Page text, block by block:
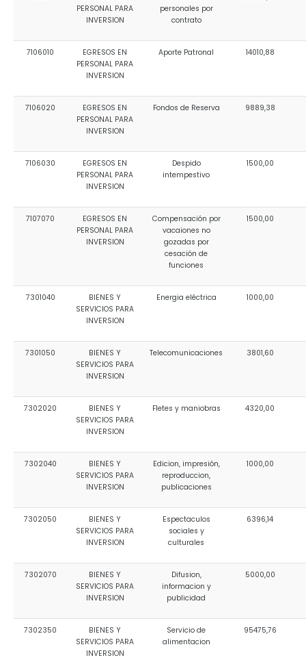
PERSONAL PARA
INVERSION
personales por
contrato
7106010
EGRESOS EN
PERSONAL PARA
INVERSION
Aporte Patronal 14010,88
7106020
EGRESOS EN
PERSONAL PARA
INVERSION
Fondos de Reserva 9889,38
7106030
EGRESOS EN
PERSONAL PARA
INVERSION
Despido
intempestivo
1500,00
7107070
EGRESOS EN
PERSONAL PARA
INVERSION
Compensación por
vacaiones no
gozadas por
cesación de
funciones
1500,00
7301040
BIENES Y
SERVICIOS PARA
INVERSION
Energia eléctrica 1000,00
7301050
BIENES Y
SERVICIOS PARA
INVERSION
Telecomunicaciones 3801,60
7302020
BIENES Y
SERVICIOS PARA
INVERSION
Fletes y maniobras 4320,00
7302040
BIENES Y
SERVICIOS PARA
INVERSION
Edicion, impresión,
reproduccion,
publicaciones
1000,00
7302050
BIENES Y
SERVICIOS PARA
INVERSION
Espectaculos
sociales y
culturales
6396,14
7302070
BIENES Y
SERVICIOS PARA
INVERSION
Difusion,
informacion y
publicidad
5000,00
7302350
BIENES Y
SERVICIOS PARA
INVERSION
Servicio de
alimentacion
95475,76